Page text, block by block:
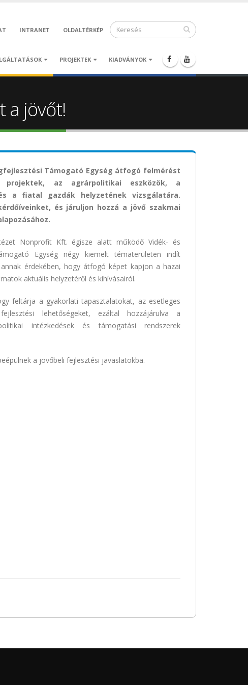
INTRANET OLDALTÉRKÉP
PROJEKTEK KIADVÁNYOK
a jövőt!
Támogató Egység átfogó felmérést
projektek, az agrárpolitikai eszközök, a
a fiatal gazdák helyzetének vizsgálatára.
és járuljon hozzá a jövő szakmai
Nonprofit Kft. égisze alatt működő Vidék- és
Egység négy kiemelt tématerületen indít
érdekében, hogy átfogó képet kapjon a hazai
aktuális helyzetéről és kihívásairól.
feltárja a gyakorlati tapasztalatokat, az esetleges
lehetőségeket, ezáltal hozzájárulva a
intézkedések és támogatási rendszerek
a jövőbeli fejlesztési javaslatokba.